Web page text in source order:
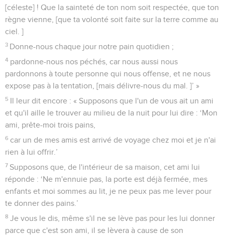
[céleste] ! Que la sainteté de ton nom soit respectée, que ton
règne vienne, [que ta volonté soit faite sur la terre comme au
ciel. ]
3 Donne-nous chaque jour notre pain quotidien ;
4 pardonne-nous nos péchés, car nous aussi nous
pardonnons à toute personne qui nous offense, et ne nous
expose pas à la tentation, [mais délivre-nous du mal. ]’ »
5 Il leur dit encore : « Supposons que l'un de vous ait un ami
et qu'il aille le trouver au milieu de la nuit pour lui dire : ‘Mon
ami, prête-moi trois pains,
6 car un de mes amis est arrivé de voyage chez moi et je n'ai
rien à lui offrir.’
7 Supposons que, de l'intérieur de sa maison, cet ami lui
réponde : ‘Ne m'ennuie pas, la porte est déjà fermée, mes
enfants et moi sommes au lit, je ne peux pas me lever pour
te donner des pains.’
8 Je vous le dis, même s'il ne se lève pas pour les lui donner
parce que c'est son ami, il se lèvera à cause de son